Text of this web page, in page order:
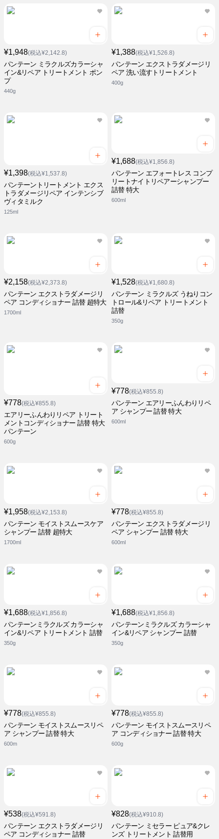
¥1,948(税込¥2,142.8)
パンテーン ミラクルズカラーシャ
イン&リペア トリートメント ポン
プ
440g
¥1,388(税込¥1,526.8)
パンテーン エクストラダメージリ
ペア 洗い流すトリートメント
400g
¥1,398(税込¥1,537.8)
パンテーントリートメント エクス
トラダメージリペア インテンシブ
ヴィタミルク
125ml
¥1,688(税込¥1,856.8)
パンテーン エフォートレス コンプ
リートナイトリペアーシャンプー
詰替 特大
600ml
¥2,158(税込¥2,373.8)
パンテーン エクストラダメージリ
ペア コンディショナー 詰替 超特大
1700ml
¥1,528(税込¥1,680.8)
パンテーン ミラクルズ うねりコン
トロール&リペア トリートメント
詰替
350g
¥778(税込¥855.8)
エアリーふんわりリペア トリート
メントコンディショナー 詰替 特大
パンテーン
600g
¥778(税込¥855.8)
パンテーン エアリーふんわりリペ
ア シャンプー 詰替 特大
600ml
¥1,958(税込¥2,153.8)
パンテーン モイストスムースケア
シャンプー 詰替 超特大
1700ml
¥778(税込¥855.8)
パンテーン エクストラダメージリ
ペア シャンプー 詰替 特大
600ml
¥1,688(税込¥1,856.8)
パンテーンミラクルズ カラーシャ
イン&リペア トリートメント 詰替
350g
¥1,688(税込¥1,856.8)
パンテーンミラクルズ カラーシャ
イン&リペア シャンプー 詰替
350g
¥778(税込¥855.8)
パンテーン モイストスムースリペ
ア シャンプー 詰替 特大
600m
¥778(税込¥855.8)
パンテーン モイストスムースリペ
ア コンディショナー 詰替 特大
600g
¥538(税込¥591.8)
パンテーン エクストラダメージリ
ペア コンディショナー 詰替
¥828(税込¥910.8)
パンテーン ミセラー ピュア&クレ
ンズ トリートメント 詰替用